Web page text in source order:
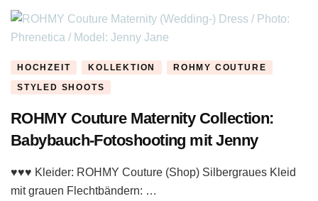
HOCHZEIT KOLLEKTION ROHMY COUTURE
STYLED SHOOTS
ROHMY Couture Maternity Collection:
Babybauch-Fotoshooting mit Jenny
♥♥♥ Kleider: ROHMY Couture (Shop) Silbergraues Kleid
mit grauen Flechtbändern: …